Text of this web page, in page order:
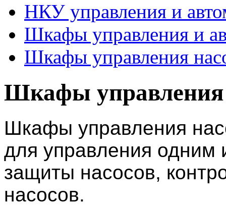
НКУ управления и
Шкафы управления и
Шкафы управления
Шкафы управления
Шкафы управления
для управления одним
защиты насосов,
насосов.